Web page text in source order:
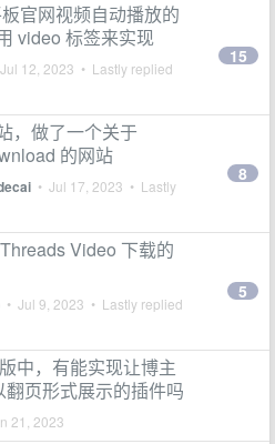
官网视频自动播放的
video 标签来实现
Jul 12, 2023 • Lastly replied
15
，做了一个关于
的网站
• Jul 17, 2023 • Lastly
8
Video 下载的
• Jul 9, 2023 • Lastly replied
5
中，有能实现让博主
页形式展示的插件吗
21, 2023